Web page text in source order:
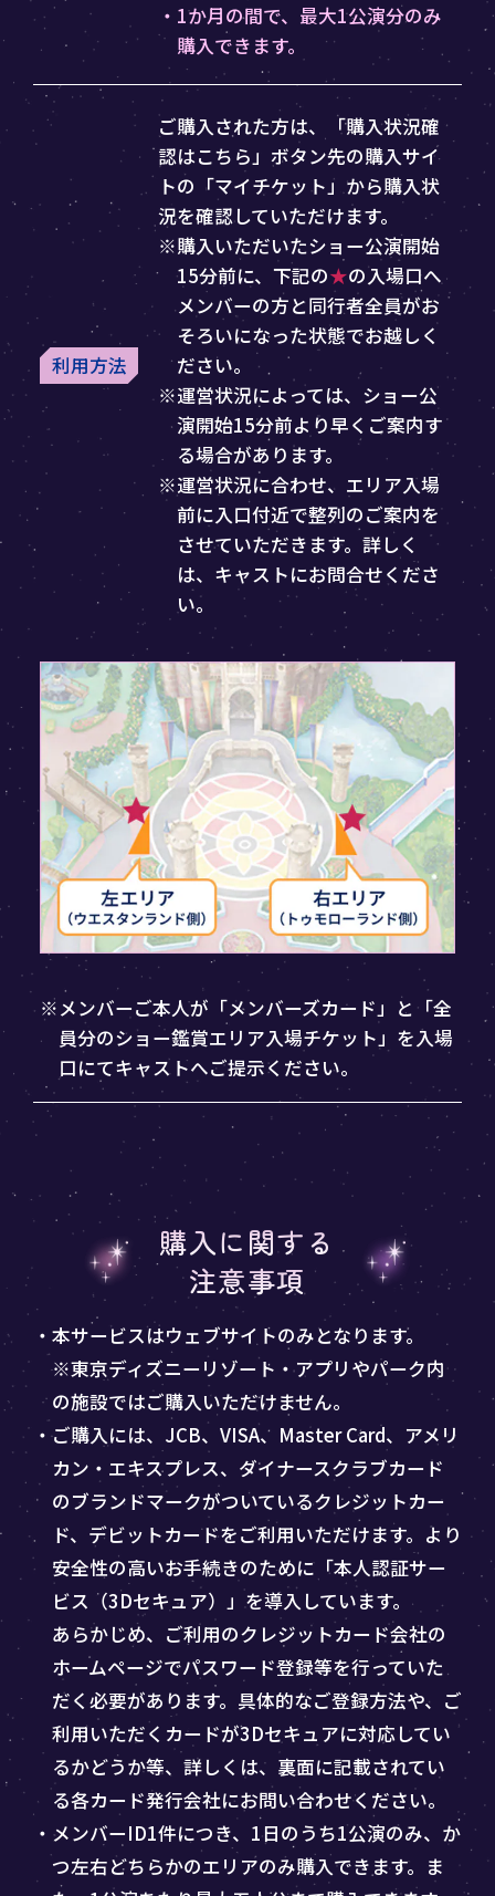
・1か月の間で、最大1公演分のみ
購入できます。
利用方法
ご購入された方は、「購入状況確
認はこちら」ボタン先の購入サイ
トの「マイチケット」から購入状
況を確認していただけます。
※購入いただいたショー公演開始
15分前に、下記の★の入場口へ
メンバーの方と同行者全員がお
そろいになった状態でお越しく
ださい。
※運営状況によっては、ショー公
演開始15分前より早くご案内す
る場合があります。
※運営状況に合わせ、エリア入場
前に入口付近で整列のご案内を
させていただきます。詳しく
は、キャストにお問合せくださ
い。
※メンバーご本人が「メンバーズカード」と「全
員分のショー鑑賞エリア入場チケット」を入場
口にてキャストへご提示ください。
購入に関する
注意事項
・本サービスはウェブサイトのみとなります。
※東京ディズニーリゾート・アプリやパーク内
の施設ではご購入いただけません。
・ご購入には、JCB、VISA、Master Card、アメリ
カン・エキスプレス、ダイナースクラブカード
のブランドマークがついているクレジットカー
ド、デビットカードをご利用いただけます。より
安全性の高いお手続きのために「本人認証サー
ビス（3Dセキュア）」を導入しています。
あらかじめ、ご利用のクレジットカード会社の
ホームページでパスワード登録等を行っていた
だく必要があります。具体的なご登録方法や、ご
利用いただくカードが3Dセキュアに対応してい
るかどうか等、詳しくは、裏面に記載されてい
る各カード発行会社にお問い合わせください。
・メンバーID1件につき、1日のうち1公演のみ、か
つ左右どちらかのエリアのみ購入できます。ま